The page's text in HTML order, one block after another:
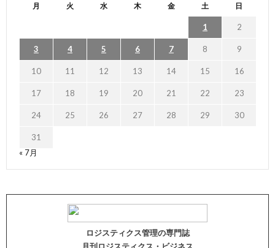
月 火 水 木 金 土 日
1 2
3 4 5 6 7 8 9
10 11 12 13 14 15 16
17 18 19 20 21 22 23
24 25 26 27 28 29 30
31
« 7月
ロジスティクス管理の専門誌